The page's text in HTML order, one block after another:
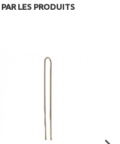
LES PRODUITS